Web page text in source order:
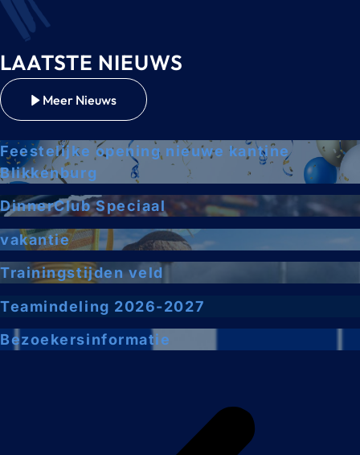
LAATSTE NIEUWS
Meer Nieuws
Feestelijke opening nieuwe kantine
Blikkenburg
DinnerClub Speciaal
vakantie
Trainingstijden veld
Teamindeling 2026-2027
Bezoekersinformatie